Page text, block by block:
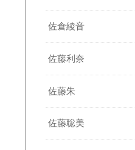
佐倉綾音
佐藤利奈
佐藤朱
佐藤聡美